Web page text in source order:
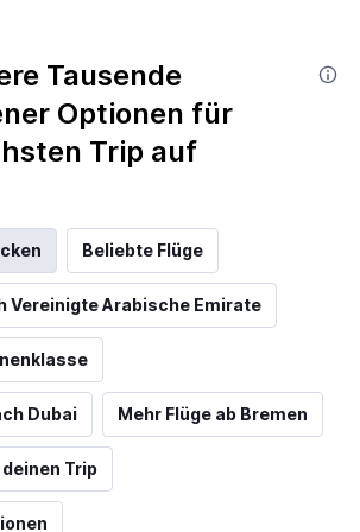
Tausende
Optionen für
Trip auf
Beliebte Flüge
Vereinigte Arabische Emirate
Dubai Mehr Flüge ab Bremen
Trip